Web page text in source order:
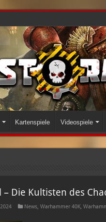
Kartenspiele Videospiele
Die Kultisten des
News, Warhammer 40K,